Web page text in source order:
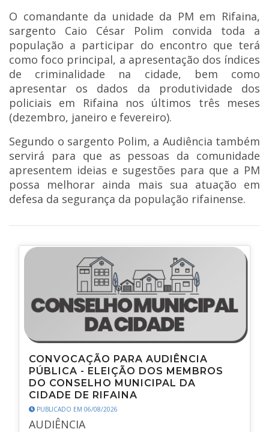
O comandante da unidade da PM em Rifaina,
sargento Caio César Polim convida toda a
população a participar do encontro que terá
como foco principal, a apresentação dos índices
de criminalidade na cidade, bem como
apresentar os dados da produtividade dos
policiais em Rifaina nos últimos três meses
(dezembro, janeiro e fevereiro).
Segundo o sargento Polim, a Audiência também
servirá para que as pessoas da comunidade
apresentem ideias e sugestões para que a PM
possa melhorar ainda mais sua atuação em
defesa da segurança da população rifainense.
CONVOCAÇÃO PARA AUDIÊNCIA
PÚBLICA - ELEIÇÃO DOS MEMBROS
DO CONSELHO MUNICIPAL DA
CIDADE DE RIFAINA
PUBLICADO EM 06/08/2026
AUDIÊNCIA